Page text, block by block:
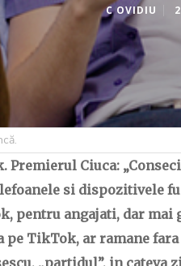
C OVIDIU
Ciuca:
si dispozitivele
pentru angajati, dar
pe TikTok, ar ramane
„partidul”, in cateva